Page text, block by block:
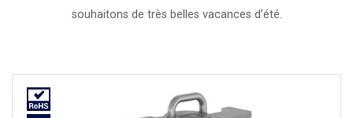
souhaitons de très belles vacances d’été.